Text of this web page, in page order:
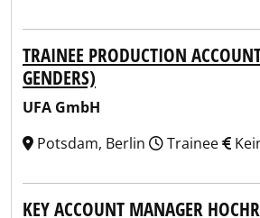
TRAINEE PRODUCTION
GENDERS)
UFA GmbH
Potsdam, Berlin
Trainee
KEY ACCOUNT MANAGER